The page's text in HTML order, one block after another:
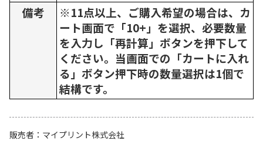
備考
※11点以上、ご購入希望の場合は、カ
ート画面で「10+」を選択、必要数量
を入力し「再計算」ボタンを押下して
ください。当画面での「カートに入れ
る」ボタン押下時の数量選択は1個で
結構です。
販売者
マイプリント株式会社